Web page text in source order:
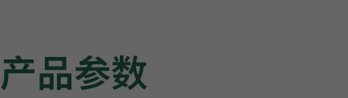
产品参数